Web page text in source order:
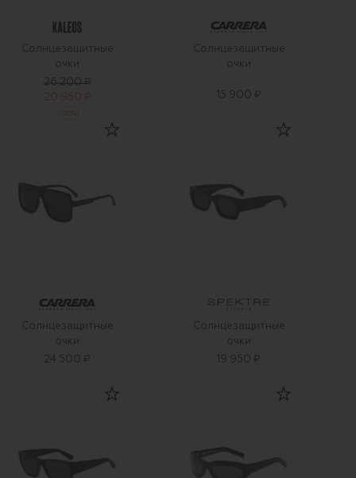
Солнцезащитные
очки
26 200 ₽
20 950 ₽
20 %
Солнцезащитные
очки
15 900 ₽
Солнцезащитные
очки
24 500 ₽
Солнцезащитные
очки
19 950 ₽